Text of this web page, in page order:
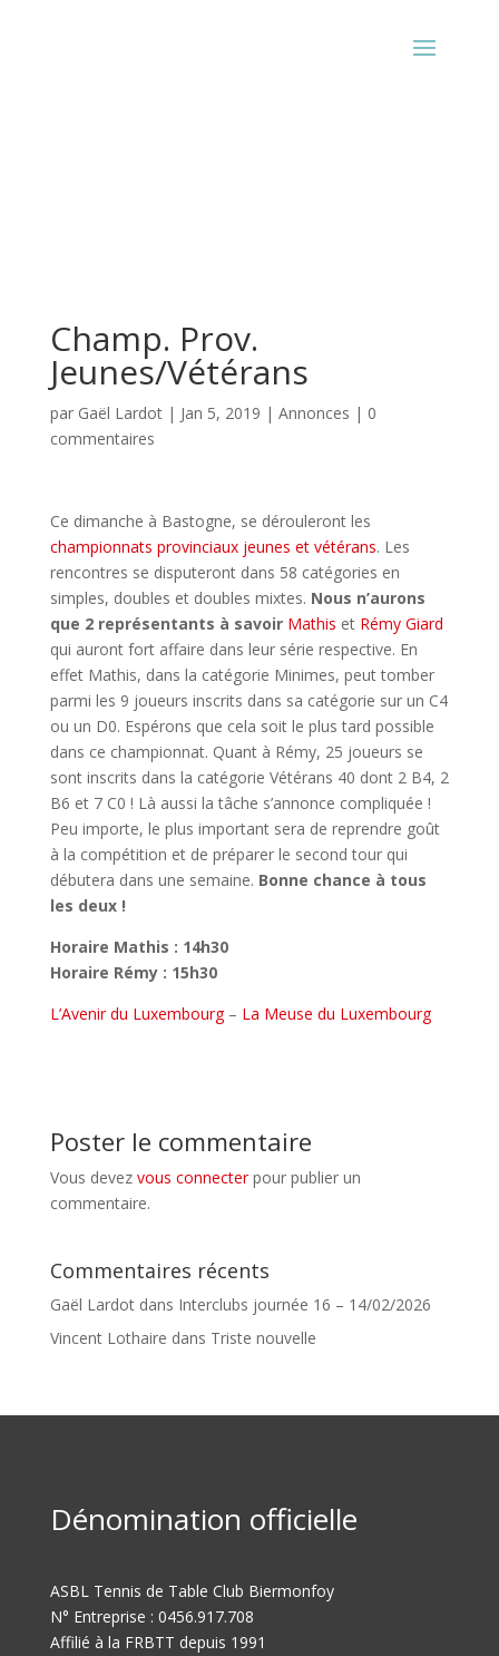
Champ. Prov.
Jeunes/Vétérans
par Gaël Lardot| Jan 5, 2019 | Annonces | 0
commentaires
Ce dimanche à Bastogne, se dérouleront les
championnats provinciaux jeunes et vétérans. Les
rencontres se disputeront dans 58 catégories en
simples, doubles et doubles mixtes. Nous n’aurons
que 2 représentants à savoir Mathis et Rémy Giard
qui auront fort affaire dans leur série respective. En
effet Mathis, dans la catégorie Minimes, peut tomber
parmi les 9 joueurs inscrits dans sa catégorie sur un C4
ou un D0. Espérons que cela soit le plus tard possible
dans ce championnat. Quant à Rémy, 25 joueurs se
sont inscrits dans la catégorie Vétérans 40 dont 2 B4, 2
B6 et 7 C0 ! Là aussi la tâche s’annonce compliquée !
Peu importe, le plus important sera de reprendre goût
à la compétition et de préparer le second tour qui
débutera dans une semaine. Bonne chance à tous
les deux !
Horaire Mathis : 14h30
Horaire Rémy : 15h30
L’Avenir du Luxembourg– La Meuse du Luxembourg
Poster le commentaire
Vous devez vous connecterpour publier un
commentaire.
Commentaires récents
Gaël Lardotdans Interclubs journée 16 – 14/02/2026
Vincent Lothaire dans Triste nouvelle
Dénomination officielle
ASBL Tennis de Table Club Biermonfoy
N° Entreprise : 0456.917.708
Affilié à la FRBTT depuis 1991